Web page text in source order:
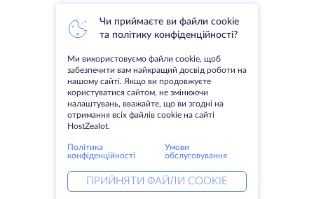
Чи приймаєте ви файли cookie
та політику конфіденційності?
Ми використовуємо файли cookie, щоб
забезпечити вам найкращий досвід роботи на
нашому сайті. Якщо ви продовжуєте
користуватися сайтом, не змінюючи
налаштувань, вважайте, що ви згодні на
отримання всіх файлів cookie на сайті
HostZealot.
Політика
конфіденційності
Умови
обслуговування
ПРИЙНЯТИ ФАЙЛИ COOKIE